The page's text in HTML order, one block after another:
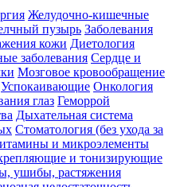
Желудочно-кишечные
пузырь Заболевания
кожи Диетология
заболевания Сердце и
Мозговое кровообращение
Успокаивающие Онкология
глаз Геморрой
Дыхательная система
Стоматология (без ухода за
и микроэлементы
и тонизирующие
ушибы, растяжения